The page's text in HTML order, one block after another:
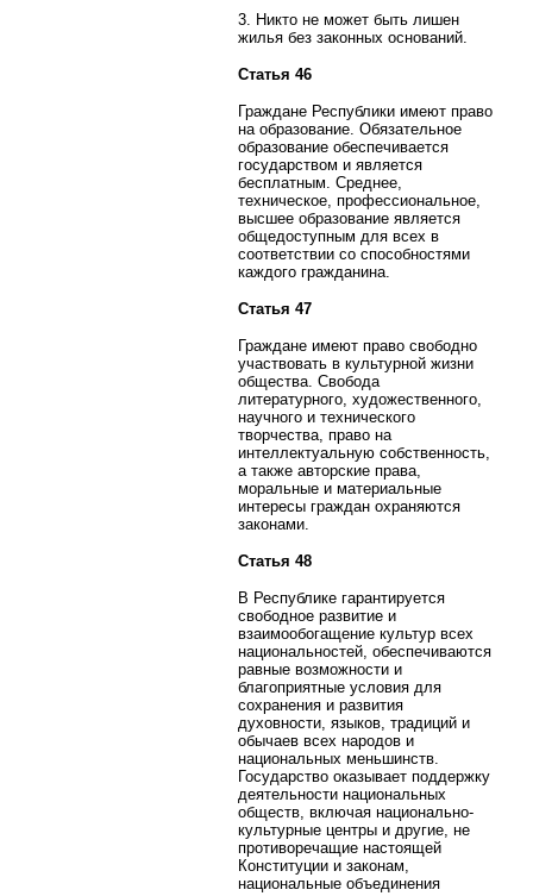
3. Никто не может быть лишен
жилья без законных оснований.
Статья 46
Граждане Республики имеют право
на образование. Обязательное
образование обеспечивается
государством и является
бесплатным. Среднее,
техническое, профессиональное,
высшее образование является
общедоступным для всех в
соответствии со способностями
каждого гражданина.
Статья 47
Граждане имеют право свободно
участвовать в культурной жизни
общества. Свобода
литературного, художественного,
научного и технического
творчества, право на
интеллектуальную собственность,
а также авторские права,
моральные и материальные
интересы граждан охраняются
законами.
Статья 48
В Республике гарантируется
свободное развитие и
взаимообогащение культур всех
национальностей, обеспечиваются
равные возможности и
благоприятные условия для
сохранения и развития
духовности, языков, традиций и
обычаев всех народов и
национальных меньшинств.
Государство оказывает поддержку
деятельности национальных
обществ, включая национально-
культурные центры и другие, не
противоречащие настоящей
Конституции и законам,
национальные объединения